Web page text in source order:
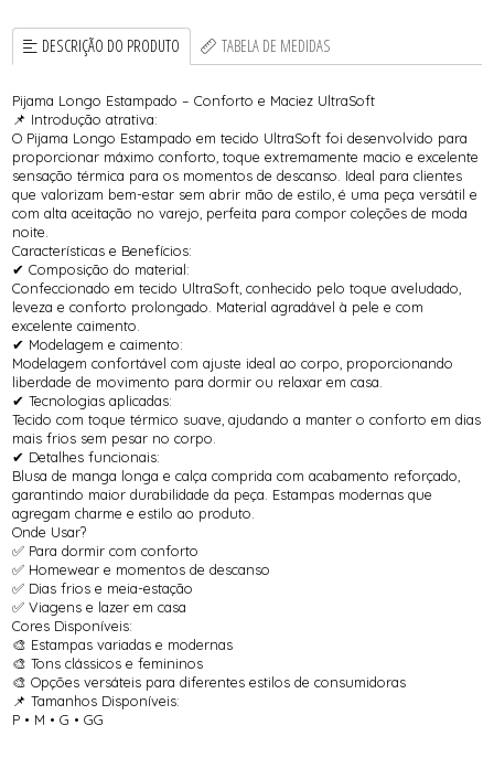
DESCRIÇÃO DO PRODUTO TABELA DE MEDIDAS
Pijama Longo Estampado – Conforto e Maciez UltraSoft
📌 Introdução atrativa:
O Pijama Longo Estampado em tecido UltraSoft foi desenvolvido para
proporcionar máximo conforto, toque extremamente macio e excelente
sensação térmica para os momentos de descanso. Ideal para clientes
que valorizam bem-estar sem abrir mão de estilo, é uma peça versátil e
com alta aceitação no varejo, perfeita para compor coleções de moda
noite.
Características e Benefícios:
✔ Composição do material:
Confeccionado em tecido UltraSoft, conhecido pelo toque aveludado,
leveza e conforto prolongado. Material agradável à pele e com
excelente caimento.
✔ Modelagem e caimento:
Modelagem confortável com ajuste ideal ao corpo, proporcionando
liberdade de movimento para dormir ou relaxar em casa.
✔ Tecnologias aplicadas:
Tecido com toque térmico suave, ajudando a manter o conforto em dias
mais frios sem pesar no corpo.
✔ Detalhes funcionais:
Blusa de manga longa e calça comprida com acabamento reforçado,
garantindo maior durabilidade da peça. Estampas modernas que
agregam charme e estilo ao produto.
Onde Usar?
✅ Para dormir com conforto
✅ Homewear e momentos de descanso
✅ Dias frios e meia-estação
✅ Viagens e lazer em casa
Cores Disponíveis:
🎨 Estampas variadas e modernas
🎨 Tons clássicos e femininos
🎨 Opções versáteis para diferentes estilos de consumidoras
📌 Tamanhos Disponíveis:
P • M • G • GG